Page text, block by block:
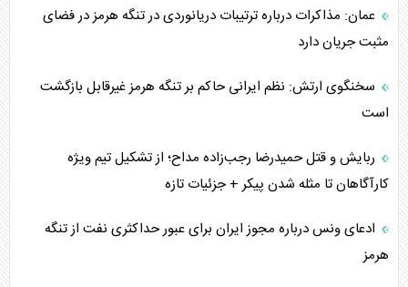
عمان: مذاکرات درباره ترتیبات دریانوردی در تنگه هرمز در فضای
مثبت جریان دارد
سخنگوی ارتش: نظم ایرانی حاکم بر تنگه هرمز غیرقابل بازگشت
است
ربایش و قتل حمیدرضا رجب‌زاده مداح؛ از تشکیل تیم ویژه
کارآگاهان تا مثله شدن پیکر + جزئیات تازه
ادعای ونس درباره مجوز ایران برای عبور حداکثری نفت از تنگه
هرمز